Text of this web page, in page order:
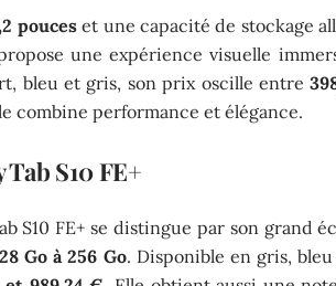
pouceset une capacité de stockage
une expérience visuelle
bleu et gris, son prix oscille entre
combine performance et élégance.
S10 FE+
S10 FE+ se distingue par son grand
Go à 256 Go. Disponible en gris,